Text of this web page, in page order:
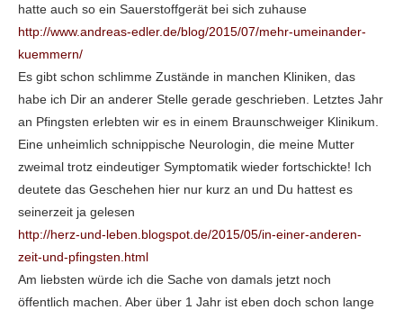
hatte auch so ein Sauerstoffgerät bei sich zuhause
http://www.andreas-edler.de/blog/2015/07/mehr-umeinander-
kuemmern/
Es gibt schon schlimme Zustände in manchen Kliniken, das
habe ich Dir an anderer Stelle gerade geschrieben. Letztes Jahr
an Pfingsten erlebten wir es in einem Braunschweiger Klinikum.
Eine unheimlich schnippische Neurologin, die meine Mutter
zweimal trotz eindeutiger Symptomatik wieder fortschickte! Ich
deutete das Geschehen hier nur kurz an und Du hattest es
seinerzeit ja gelesen
http://herz-und-leben.blogspot.de/2015/05/in-einer-anderen-
zeit-und-pfingsten.html
Am liebsten würde ich die Sache von damals jetzt noch
öffentlich machen. Aber über 1 Jahr ist eben doch schon lange